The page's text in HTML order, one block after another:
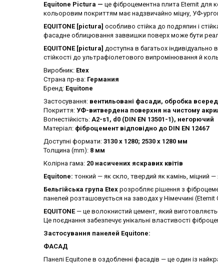
Equitone Pictura — це фіброцементна плита Eternit для
кольоровим покриттям має надзвичайно міцну, УФ-
EQUITONE [pictura] особливо стійка до подряпин і
фасадне облицювання заввишки поверх може бути
EQUITONE [pictura] доступна в багатьох
стійкості до ультрафіолетового випромінювання й
Виробник: Etex
Страна пр-ва: Германия
Бренд: Equitone
Застосування: вентильовані фасади, обробка
Покриття: УФ-витвердена поверхня на чистому
Вогнестійкість: А2-s1, d0 (DIN EN 13501-1), негорючий
Матеріал: фіброцемент відповідно до DIN EN 12467
Доступні формати: 3130 х 1280; 2530 х 1280 мм
Толщина (mm): 8 мм
Колірна гама: 20 насичених яскравих квітів
Equitone: тонкий — як скло, твердий як камінь, міцний
Бельгійська група Etex розробляє рішення з
панелей розташовується на заводах у Німеччині (Eternit
EQUITONE— це волокнистий цемент, який
Це поєднання забезпечує унікальні властивості
Застосування панелей Equitone:
ФАСАД
Панелі Equitone в оздобленні фасадів — це один із